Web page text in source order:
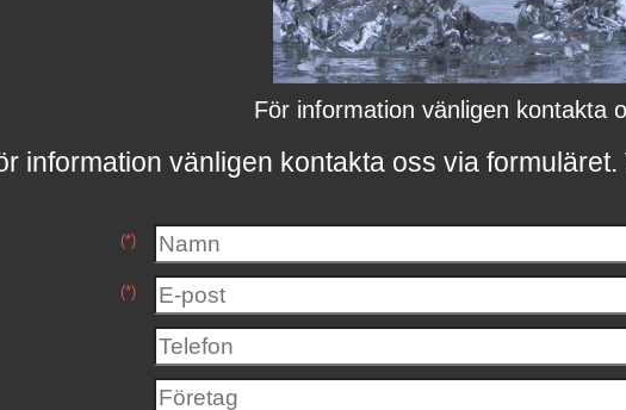
För information vänligen kontakta
information vänligen kontakta oss via formuläret.
(*)
(*)